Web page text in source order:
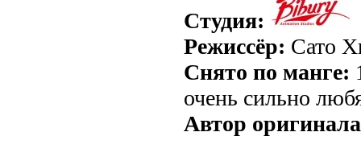
Студия:
Режиссёр: Сато
Снято по манге:
очень сильно
Автор